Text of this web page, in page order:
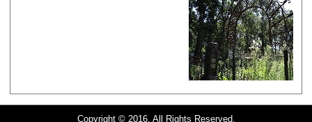
Copyright © 2016. All Rights Reserved.